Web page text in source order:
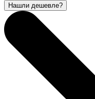
Нашли дешевле?